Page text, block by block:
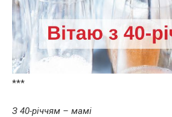
***
З 40-річчям – мамі